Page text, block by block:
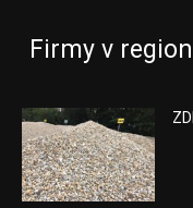
Firmy v